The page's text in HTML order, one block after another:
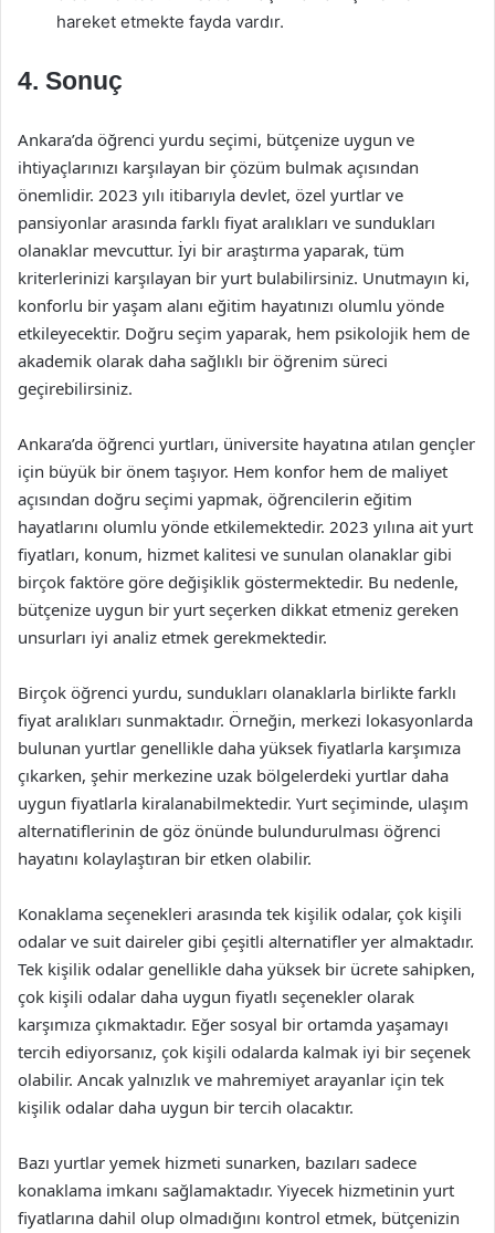
hareket etmekte fayda vardır.
4. Sonuç
Ankara’da öğrenci yurdu seçimi, bütçenize uygun ve
ihtiyaçlarınızı karşılayan bir çözüm bulmak açısından
önemlidir. 2023 yılı itibarıyla devlet, özel yurtlar ve
pansiyonlar arasında farklı fiyat aralıkları ve sundukları
olanaklar mevcuttur. İyi bir araştırma yaparak, tüm
kriterlerinizi karşılayan bir yurt bulabilirsiniz. Unutmayın ki,
konforlu bir yaşam alanı eğitim hayatınızı olumlu yönde
etkileyecektir. Doğru seçim yaparak, hem psikolojik hem de
akademik olarak daha sağlıklı bir öğrenim süreci
geçirebilirsiniz.
Ankara’da öğrenci yurtları, üniversite hayatına atılan gençler
için büyük bir önem taşıyor. Hem konfor hem de maliyet
açısından doğru seçimi yapmak, öğrencilerin eğitim
hayatlarını olumlu yönde etkilemektedir. 2023 yılına ait yurt
fiyatları, konum, hizmet kalitesi ve sunulan olanaklar gibi
birçok faktöre göre değişiklik göstermektedir. Bu nedenle,
bütçenize uygun bir yurt seçerken dikkat etmeniz gereken
unsurları iyi analiz etmek gerekmektedir.
Birçok öğrenci yurdu, sundukları olanaklarla birlikte farklı
fiyat aralıkları sunmaktadır. Örneğin, merkezi lokasyonlarda
bulunan yurtlar genellikle daha yüksek fiyatlarla karşımıza
çıkarken, şehir merkezine uzak bölgelerdeki yurtlar daha
uygun fiyatlarla kiralanabilmektedir. Yurt seçiminde, ulaşım
alternatiflerinin de göz önünde bulundurulması öğrenci
hayatını kolaylaştıran bir etken olabilir.
Konaklama seçenekleri arasında tek kişilik odalar, çok kişili
odalar ve suit daireler gibi çeşitli alternatifler yer almaktadır.
Tek kişilik odalar genellikle daha yüksek bir ücrete sahipken,
çok kişili odalar daha uygun fiyatlı seçenekler olarak
karşımıza çıkmaktadır. Eğer sosyal bir ortamda yaşamayı
tercih ediyorsanız, çok kişili odalarda kalmak iyi bir seçenek
olabilir. Ancak yalnızlık ve mahremiyet arayanlar için tek
kişilik odalar daha uygun bir tercih olacaktır.
Bazı yurtlar yemek hizmeti sunarken, bazıları sadece
konaklama imkanı sağlamaktadır. Yiyecek hizmetinin yurt
fiyatlarına dahil olup olmadığını kontrol etmek, bütçenizin